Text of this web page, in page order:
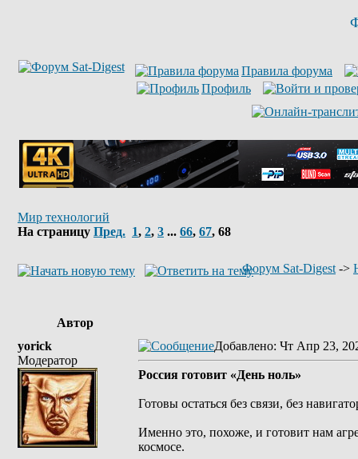
Правила форума
Профиль
Мир технологий
На страницу Пред. 1, 2, 3 ... 66, 67, 68
Форум Sat-Digest ->
Автор
yorick
Модератор
Добавлено: Чт Апр 23,
Россия готовит «День ноль»
Готовы остаться без связи, без
Именно это, похоже, и готовит нам
космосе.